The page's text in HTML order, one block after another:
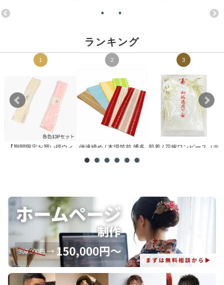
ランキング
1
【期間限定お買い得ウィ
2
伊達締め / 本場筑前 博多
3
肌着 / 花嫁ワンピース（テ